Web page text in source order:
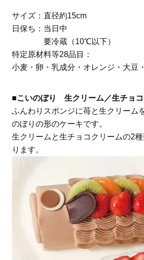
サイズ：直径約15cm
日保ち：当日中
要冷蔵（10℃以下）
特定原材料等28品目：
小麦・卵・乳成分・オレンジ・大豆
■こいのぼり 生クリーム／生チョコ
ふんわりスポンジに苺と生クリーム
のぼりの形のケーキです。
生クリームと生チョコクリームの2
ります。